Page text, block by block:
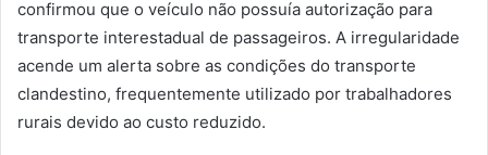
confirmou que o veículo não possuía autorização para
transporte interestadual de passageiros. A irregularidade
acende um alerta sobre as condições do transporte
clandestino, frequentemente utilizado por trabalhadores
rurais devido ao custo reduzido.